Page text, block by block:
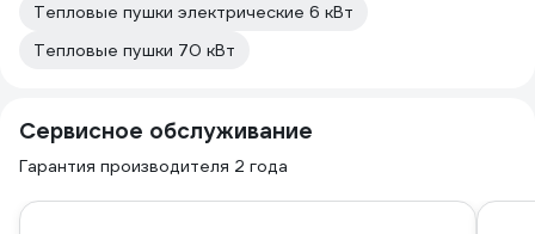
Тепловые пушки электрические 6 кВт
Тепловые пушки 70 кВт
Сервисное обслуживание
Гарантия производителя 2 года